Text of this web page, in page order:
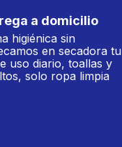
a domicilio
higiénica sin
en secadora tu
uso diario, toallas y
solo ropa limpia